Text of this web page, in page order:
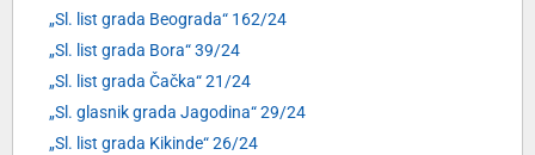
„Sl. list grada Beograda“ 162/24
„Sl. list grada Bora“ 39/24
„Sl. list grada Čačka“ 21/24
„Sl. glasnik grada Jagodina“ 29/24
„Sl. list grada Kikinde“ 26/24